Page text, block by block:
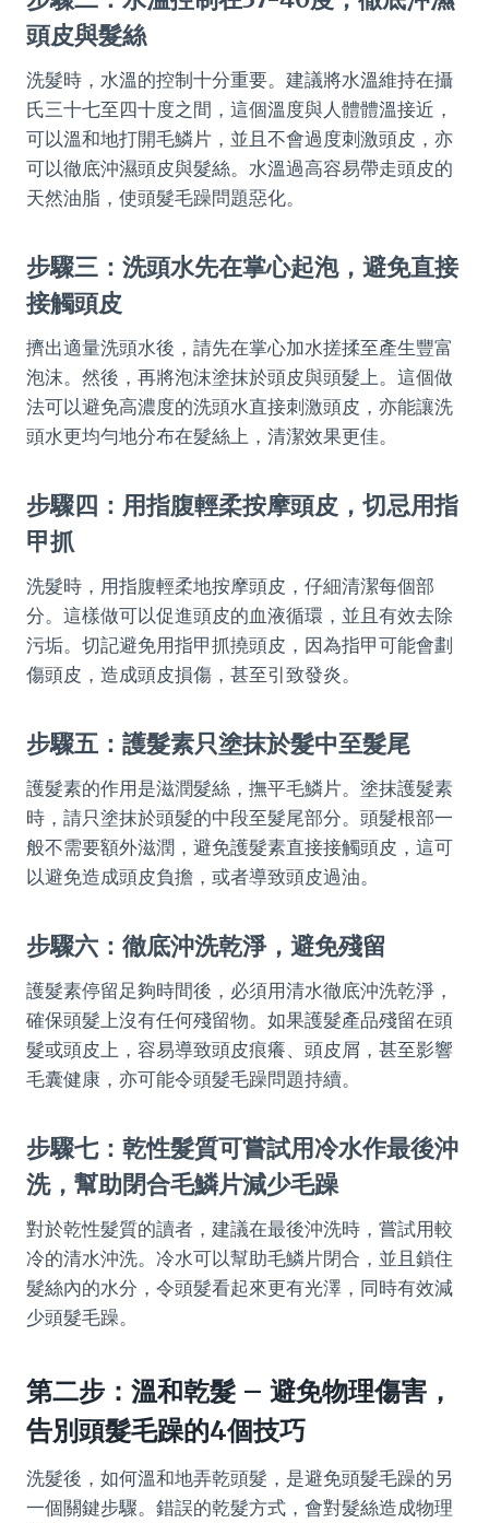
頭皮與髮絲
洗髮時，水溫的控制十分重要。建議將水溫維持在攝
氏三十七至四十度之間，這個溫度與人體體溫接近，
可以溫和地打開毛鱗片，並且不會過度刺激頭皮，亦
可以徹底沖濕頭皮與髮絲。水溫過高容易帶走頭皮的
天然油脂，使頭髮毛躁問題惡化。
步驟三：洗頭水先在掌心起泡，避免直接
接觸頭皮
擠出適量洗頭水後，請先在掌心加水搓揉至產生豐富
泡沫。然後，再將泡沫塗抹於頭皮與頭髮上。這個做
法可以避免高濃度的洗頭水直接刺激頭皮，亦能讓洗
頭水更均勻地分布在髮絲上，清潔效果更佳。
步驟四：用指腹輕柔按摩頭皮，切忌用指
甲抓
洗髮時，用指腹輕柔地按摩頭皮，仔細清潔每個部
分。這樣做可以促進頭皮的血液循環，並且有效去除
污垢。切記避免用指甲抓撓頭皮，因為指甲可能會劃
傷頭皮，造成頭皮損傷，甚至引致發炎。
步驟五：護髮素只塗抹於髮中至髮尾
護髮素的作用是滋潤髮絲，撫平毛鱗片。塗抹護髮素
時，請只塗抹於頭髮的中段至髮尾部分。頭髮根部一
般不需要額外滋潤，避免護髮素直接接觸頭皮，這可
以避免造成頭皮負擔，或者導致頭皮過油。
步驟六：徹底沖洗乾淨，避免殘留
護髮素停留足夠時間後，必須用清水徹底沖洗乾淨，
確保頭髮上沒有任何殘留物。如果護髮產品殘留在頭
髮或頭皮上，容易導致頭皮痕癢、頭皮屑，甚至影響
毛囊健康，亦可能令頭髮毛躁問題持續。
步驟七：乾性髮質可嘗試用冷水作最後沖
洗，幫助閉合毛鱗片減少毛躁
對於乾性髮質的讀者，建議在最後沖洗時，嘗試用較
冷的清水沖洗。冷水可以幫助毛鱗片閉合，並且鎖住
髮絲內的水分，令頭髮看起來更有光澤，同時有效減
少頭髮毛躁。
第二步：溫和乾髮 – 避免物理傷害，
告別頭髮毛躁的4個技巧
洗髮後，如何溫和地弄乾頭髮，是避免頭髮毛躁的另
一個關鍵步驟。錯誤的乾髮方式，會對髮絲造成物理